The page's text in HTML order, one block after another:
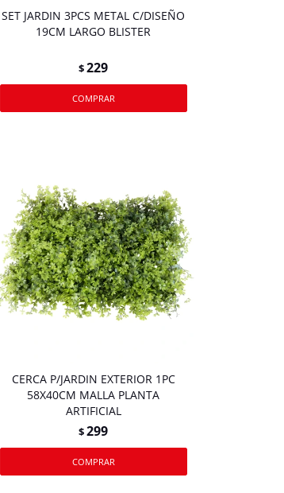
SET JARDIN 3PCS METAL C/DISEÑO
19CM LARGO BLISTER
$229
CERCA P/JARDIN EXTERIOR 1PC
58X40CM MALLA PLANTA
ARTIFICIAL
$299